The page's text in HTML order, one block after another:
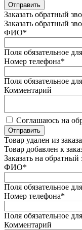
Отправить
Заказать обратный
Заказать обратный
ФИО*
Поля обязательное
Номер телефона*
Поля обязательное
Комментарий
Соглашаюсь на
Отправить
Товар удален из
Товар добавлен к
Заказать на обратный
ФИО*
Поля обязательное
Номер телефона*
Поля обязательное
Комментарий